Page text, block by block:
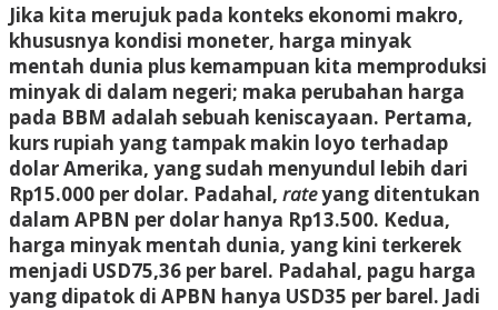
Jika kita merujuk pada konteks ekonomi makro,
khususnya kondisi moneter, harga minyak
mentah dunia plus kemampuan kita memproduksi
minyak di dalam negeri; maka perubahan harga
pada BBM adalah sebuah keniscayaan. Pertama,
kurs rupiah yang tampak makin loyo terhadap
dolar Amerika, yang sudah menyundul lebih dari
Rp15.000 per dolar. Padahal, rateyang ditentukan
dalam APBN per dolar hanya Rp13.500. Kedua,
harga minyak mentah dunia, yang kini terkerek
menjadi USD75,36 per barel. Padahal, pagu harga
yang dipatok di APBN hanya USD35 per barel. Jadi